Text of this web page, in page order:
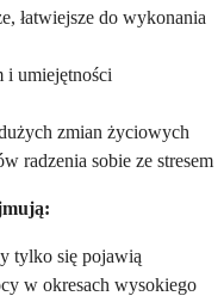
łatwiejsze do wykonania
i umiejętności
zmian życiowych
radzenia sobie ze stresem
tylko się pojawią
w okresach wysokiego